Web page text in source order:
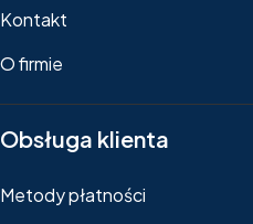
Kontakt
O firmie
Obsługa klienta
Metody płatności